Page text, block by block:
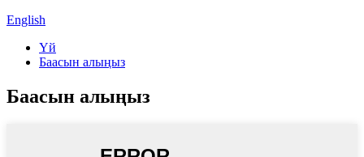
English
Үй
Баасын алыңыз
Баасын алыңыз